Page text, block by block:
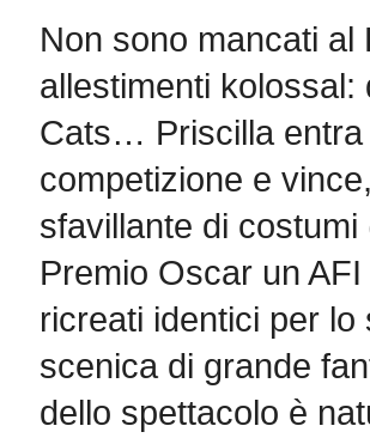
Non sono mancati al
allestimenti kolossal:
Cats… Priscilla entra
competizione e
sfavillante di
Premio Oscar un
ricreati identici per
scenica di grande
dello spettacolo è